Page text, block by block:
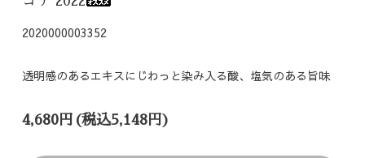
2020000003352
透明感のあるエキスにじわっと染み入る酸、塩気のある旨味
4,680円(税込5,148円)